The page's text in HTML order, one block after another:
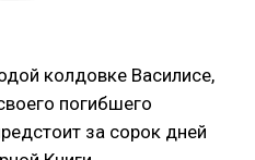
колдовке Василисе,
погибшего
за сорок дней